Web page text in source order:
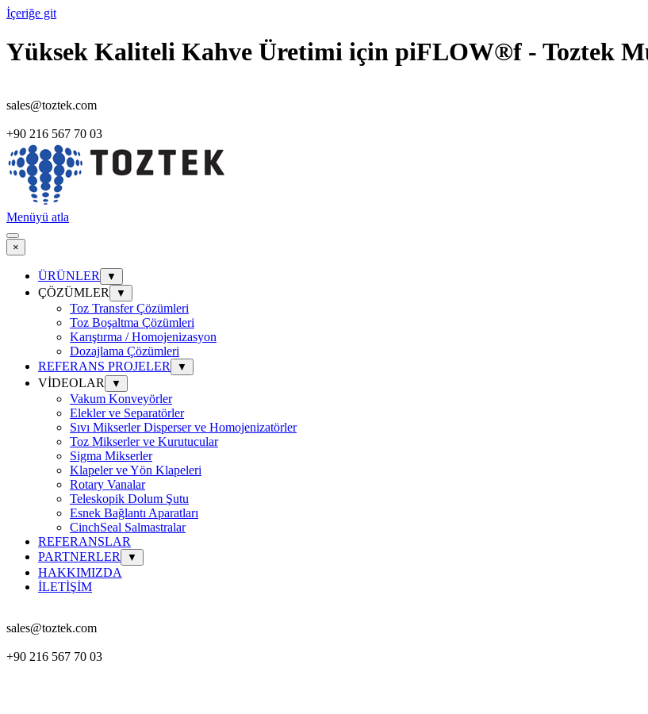
İçeriğe git
Yüksek Kaliteli Kahve Üretimi için piFLOW®f - Toztek
sales@toztek.com
+90 216 567 70 03
Menüyü atla
×
ÜRÜNLER ▼
ÇÖZÜMLER ▼
Toz Transfer Çözümleri
Toz Boşaltma Çözümleri
Karıştırma / Homojenizasyon
Dozajlama Çözümleri
REFERANS PROJELER
▼
VİDEOLAR ▼
Vakum Konveyörler
Elekler ve Separatörler
Sıvı Mikserler Disperser ve Homojenizatörler
Toz Mikserler ve Kurutucular
Sigma Mikserler
Klapeler ve Yön Klapeleri
Rotary Vanalar
Teleskopik Dolum Şutu
Esnek Bağlantı Aparatları
CinchSeal Salmastralar
REFERANSLAR
PARTNERLER
▼
HAKKIMIZDA
İLETİŞİM
sales@toztek.com
+90 216 567 70 03